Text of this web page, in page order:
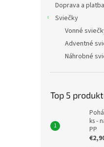
Doprava a platba
Sviečky
Vonné
Adventné
Náhrobné
Top 5
ks -
PP